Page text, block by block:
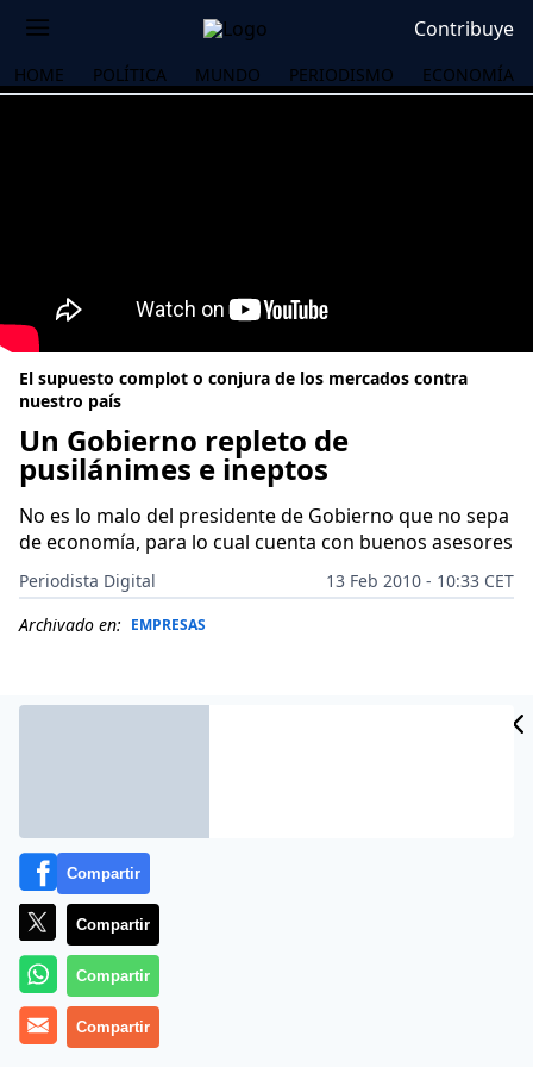
Contribuye
HOME POLÍTICA MUNDO PERIODISMO ECONOMÍA
El supuesto complot o conjura de los mercados contra
nuestro país
Un Gobierno repleto de
pusilánimes e ineptos
No es lo malo del presidente de Gobierno que no sepa
de economía, para lo cual cuenta con buenos asesores
Periodista Digital
13 Feb 2010 - 10:33 CET
Archivado en: EMPRESAS
Lo grave es que, desde el primer minuto y a pesar de
sus carencias en la disciplina, se ha erigido en el
Compartir
Compartir
Compartir
Compartir